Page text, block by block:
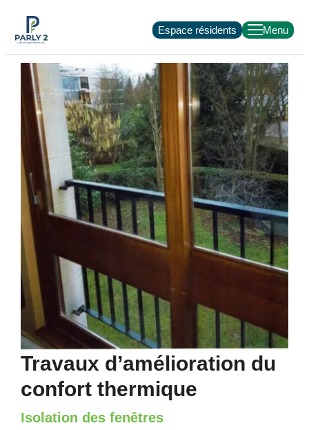
Espace résidents
Travaux d’amélioration du
confort thermique
Isolation des fenêtres